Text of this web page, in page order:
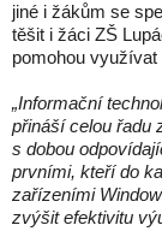
jiné i žákům se
těšit i žáci ZŠ
pomohou
„Informační
přináší celou řadu
s dobou
prvními, kteří do
zařízeními
zvýšit efektivitu